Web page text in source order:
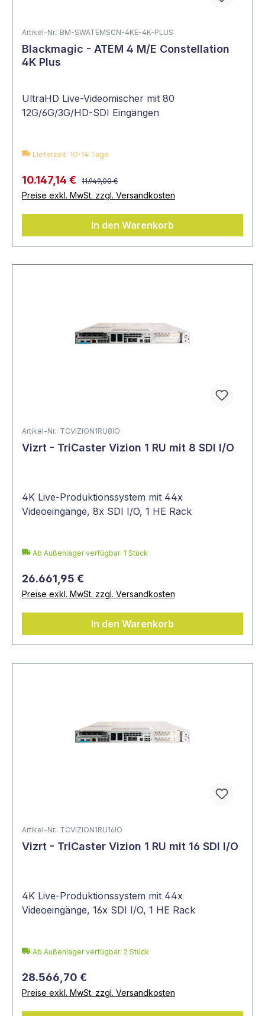
Artikel-Nr.: BM-SWATEMSCN-4KE-4K-PLUS
Blackmagic - ATEM 4 M/E Constellation
4K Plus
UltraHD Live-Videomischer mit 80
12G/6G/3G/HD-SDI Eingängen
Lieferzeit: 10-14 Tage
10.147,14 € 11.949,00 €
Preise exkl. MwSt. zzgl. Versandkosten
In den Warenkorb
Artikel-Nr.: TCVIZION1RU8IO
Vizrt - TriCaster Vizion 1 RU mit 8 SDI I/O
4K Live-Produktionssystem mit 44x
Videoeingänge, 8x SDI I/O, 1 HE Rack
Ab Außenlager verfügbar: 1 Stück
26.661,95 €
Preise exkl. MwSt. zzgl. Versandkosten
In den Warenkorb
Artikel-Nr.: TCVIZION1RU16IO
Vizrt - TriCaster Vizion 1 RU mit 16 SDI I/O
4K Live-Produktionssystem mit 44x
Videoeingänge, 16x SDI I/O, 1 HE Rack
Ab Außenlager verfügbar: 2 Stück
28.566,70 €
Preise exkl. MwSt. zzgl. Versandkosten